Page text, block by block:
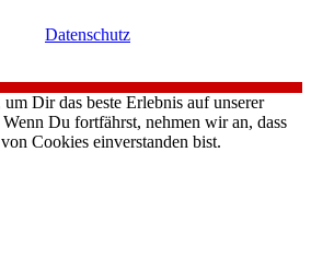
Datenschutz
Dir das beste Erlebnis auf unserer
Du fortfährst, nehmen wir an, dass
Cookies einverstanden bist.